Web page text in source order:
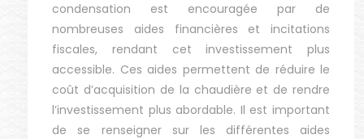
condensation est encouragée par de
nombreuses aides financières et incitations
fiscales, rendant cet investissement plus
accessible. Ces aides permettent de réduire le
coût d’acquisition de la chaudière et de rendre
l’investissement plus abordable. Il est important
de se renseigner sur les différentes aides